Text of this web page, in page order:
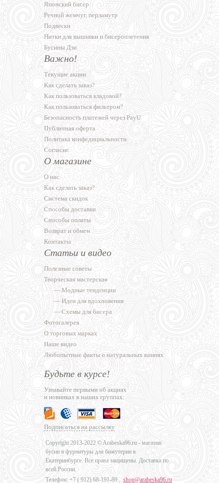
Японский бисер
Речной жемчуг, перламутр
Подвески
Нитки для вышивки и бисероплетения
Бусины Дзи
Важно!
Текущие акции
Как сделать заказ?
Как пользоваться кладовой?
Как пользоваться фильтром?
Безопасность платежей через PayU
Публичная оферта
Политика конфедициальности
Согласие
О магазине
О нас
Как сделать заказ?
Система скидок
Способы доставки
Способы оплаты
Возврат и обмен
Контакты
Статьи и видео
Полезные советы
Творческая мастерская
— Модные тенденции
— Идеи для вдохновения
— Схемы для бисера
Фотогалерея
О торговых марках
Наше видео
Любопытные факты о натуральных камнях
Будьте в курсе!
Узнавайте первыми об акциях
и новинках в наших группах:
Подписаться на рассылку
Copyright 2013-2022 © Arabeska96.ru - магазин
бусин и фурнитуры для бижутерии в
Екатеринбурге. Все права защищены. Доставка по
всей России.
Телефон: +7 ( 912) 68-191-89 , shop@arabeska96.ru